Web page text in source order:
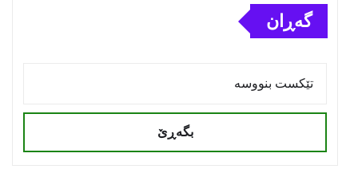
گەڕان
بگەڕێ